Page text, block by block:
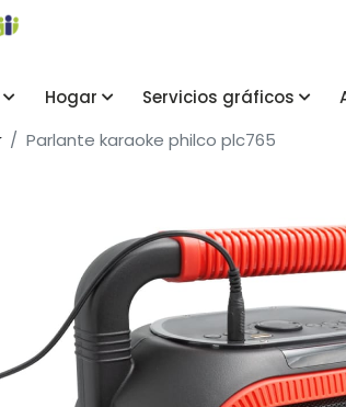
Hogar Servicios gráficos
Parlante karaoke philco plc765